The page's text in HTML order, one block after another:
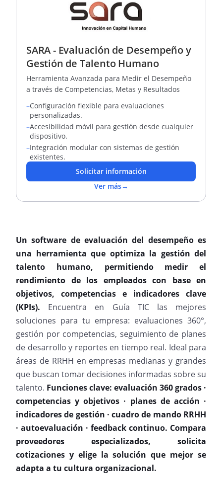
SARA - Evaluación de Desempeño y
Gestión de Talento Humano
Herramienta Avanzada para Medir el Desempeño
a través de Competencias, Metas y Resultados
–Configuración flexible para evaluaciones
personalizadas.
–Accesibilidad móvil para gestión desde cualquier
dispositivo.
–Integración modular con sistemas de gestión
existentes.
Solicitar información
Ver más→
Un software de evaluación del desempeño es
una herramienta que optimiza la gestión del
talento humano, permitiendo medir el
rendimiento de los empleados con base en
objetivos, competencias e indicadores clave
(KPIs). Encuentra en Guía TIC las mejores
soluciones para tu empresa: evaluaciones 360°,
gestión por competencias, seguimiento de planes
de desarrollo y reportes en tiempo real. Ideal para
áreas de RRHH en empresas medianas y grandes
que buscan tomar decisiones informadas sobre su
talento. Funciones clave: evaluación 360 grados ·
competencias y objetivos · planes de acción ·
indicadores de gestión · cuadro de mando RRHH
· autoevaluación · feedback continuo. Compara
proveedores especializados, solicita
cotizaciones y elige la solución que mejor se
adapta a tu cultura organizacional.